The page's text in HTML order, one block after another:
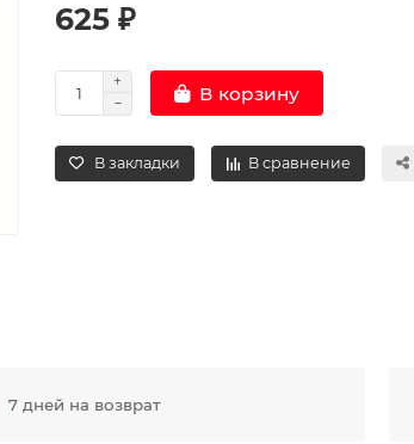
625 ₽
В корзину
В закладки В сравнение
7 дней на возврат